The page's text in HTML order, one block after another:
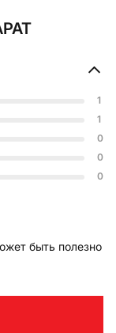
1
1
0
0
0
быть полезно